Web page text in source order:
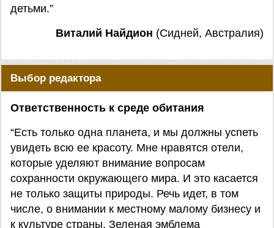
детьми.”
Виталий Найдион (Сидней, Австралия)
Выбор редактора
Ответственность к среде обитания
“Есть только одна планета, и мы должны успеть
увидеть всю ее красоту. Мне нравятся отели,
которые уделяют внимание вопросам
сохранности окружающего мира. И это касается
не только защиты природы. Речь идет, в том
числе, о внимании к местному малому бизнесу и
к культуре страны. Зеленая эмблема